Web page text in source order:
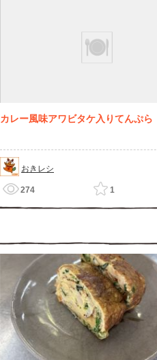
カレー風味アワビタケ入りてんぷら
おきレシ
274 1